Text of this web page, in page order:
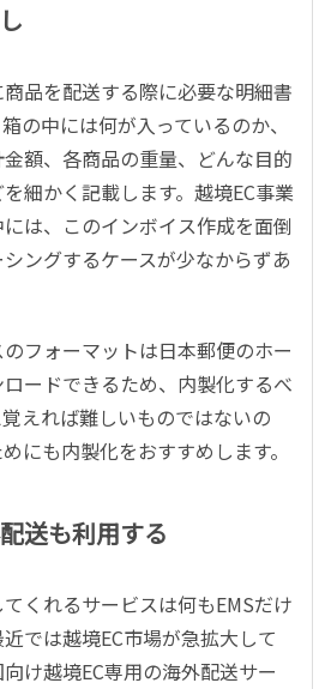
品を配送する際に必要な明細書
の中には何が入っているのか、
額、各商品の重量、どんな目的
細かく記載します。越境EC事業
は、このインボイス作成を面倒
ングするケースが少なからずあ
フォーマットは日本郵便のホー
ードできるため、内製化するべ
えれば難しいものではないの
にも内製化をおすすめします。
送も利用する
くれるサービスは何もEMSだけ
では越境EC市場が急拡大して
け越境EC専用の海外配送サー